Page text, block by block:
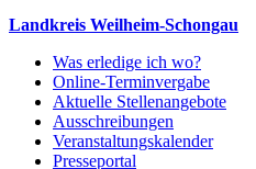
Landkreis Weilheim-Schongau
Was erledige ich wo?
Online-Terminvergabe
Aktuelle Stellenangebote
Ausschreibungen
Veranstaltungskalender
Presseportal